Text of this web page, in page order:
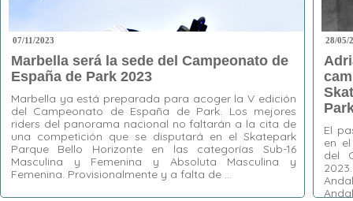
07/11/2023
Marbella será la sede del Campeonato de
España de Park 2023
Marbella ya está preparada para acoger la V edición
del Campeonato de España de Park. Los mejores
riders del panorama nacional no faltarán a la cita de
una competición que se disputará en el Skatepark
Parque Bello Horizonte en las categorías Sub-16
Masculina y Femenina y Absoluta Masculina y
Femenina. Provisionalmente y a falta de …
28/05/
El
en
del